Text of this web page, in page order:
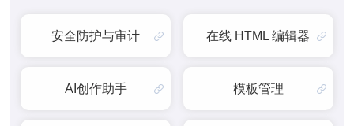
安全防护与审计 在线 HTML 编辑器
AI创作助手 模板管理